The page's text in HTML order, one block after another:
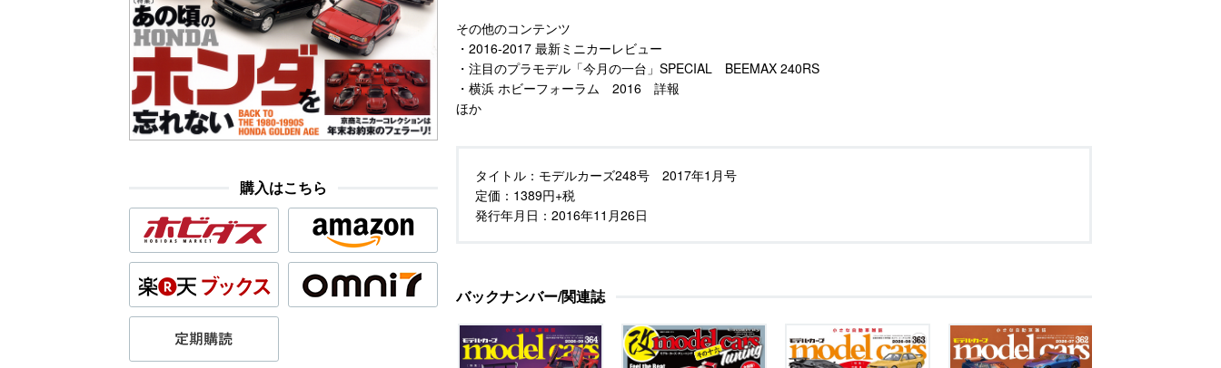
購入はこちら
その他のコンテンツ
・2016-2017 最新ミニカーレビュー
・注目のプラモデル「今月の一台」SPECIAL BEEMAX 240RS
・横浜 ホビーフォーラム 2016 詳報
ほか
タイトル： モデルカーズ248号 2017年1月号
定価： 1389円+税
発行年月日： 2016年11月26日
バックナンバー/関連誌